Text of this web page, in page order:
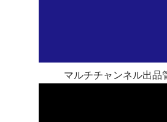
マルチチャンネル出品